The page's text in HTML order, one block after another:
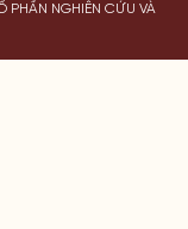
NGHIÊN CỨU VÀ